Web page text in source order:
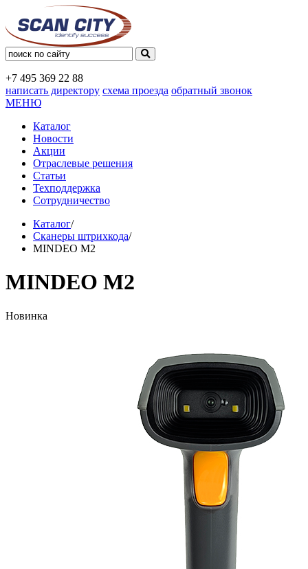
+7 495 369 22 88
написать директору схема проезда обратный звонок
МЕНЮ
Каталог
Новости
Акции
Отраслевые решения
Статьи
Техподдержка
Сотрудничество
Каталог/
Сканеры штрихкода/
MINDEO M2
MINDEO M2
Новинка